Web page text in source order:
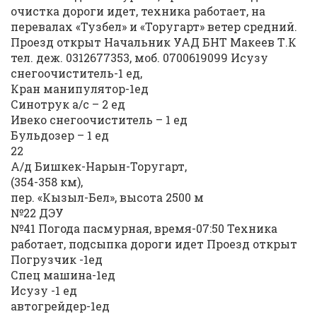
очистка дороги идет, техника работает, на
перевалах «Тузбел» и «Торугарт» ветер средний.
Проезд открыт Начальник УАД БНТ Макеев Т.К
тел. деж. 0312677353, моб. 0700619099 Исузу
снегоочиститель-1 ед,
Кран манипулятор-1ед
Синотрук а/с – 2 ед
Ивеко снегоочиститель – 1 ед
Бульдозер – 1 ед
22
А/д Бишкек-Нарын-Торугарт,
(354-358 км),
пер. «Кызыл-Бел», высота 2500 м
№22 ДЭУ
№41 Погода пасмурная, время-07:50 Техника
работает, подсыпка дороги идет Проезд открыт
Погрузчик -1ед
Спец машина-1ед
Исузу -1 ед
автогрейдер-1ед